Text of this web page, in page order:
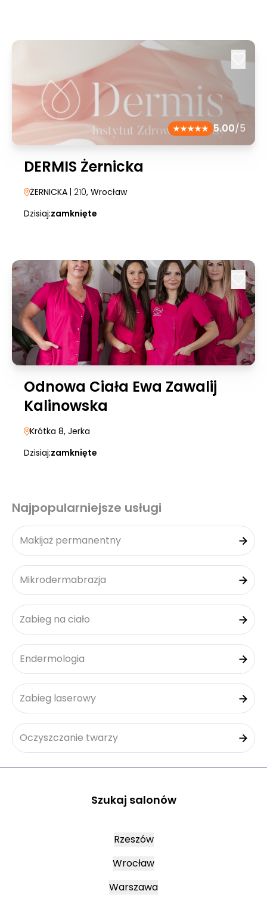
5.00/5
DERMIS Żernicka
ŻERNICKA | 210, Wrocław
Dzisiaj:zamknięte
Odnowa Ciała Ewa Zawalij
Kalinowska
Krótka 8, Jerka
Dzisiaj:zamknięte
Najpopularniejsze usługi
Makijaż permanentny
Mikrodermabrazja
Zabieg na ciało
Endermologia
Zabieg laserowy
Oczyszczanie twarzy
Szukaj salonów
Rzeszów
Wrocław
Warszawa